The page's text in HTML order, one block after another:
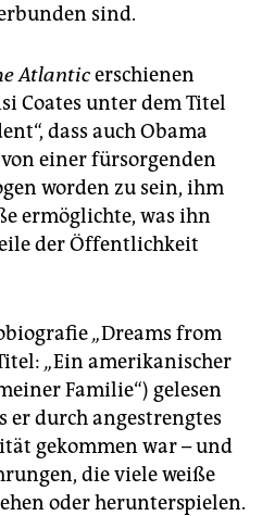
sind.
Atlanticerschienen
Coates unter dem Titel
dass auch Obama
einer fürsorgenden
worden zu sein, ihm
ermöglichte, was ihn
der Öffentlichkeit
„Dreams from
„Ein amerikanischer
Familie“) gelesen
er durch angestrengtes
gekommen war – und
die viele weiße
oder herunterspielen.